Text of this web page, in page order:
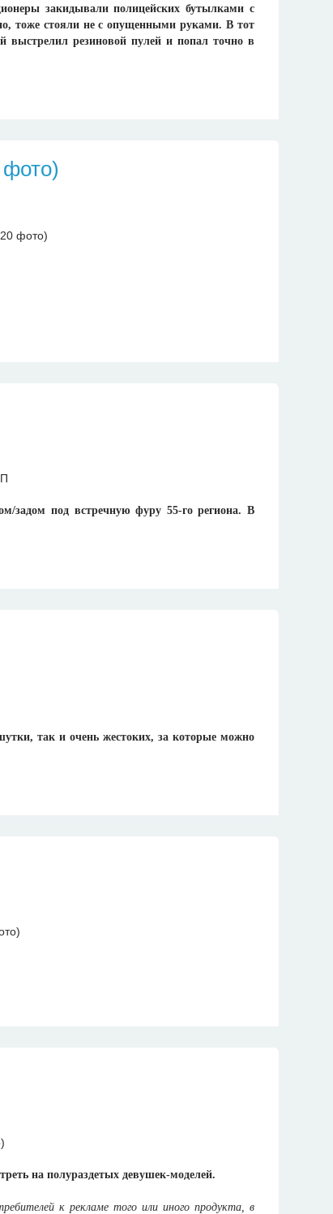
закидывали полицейских бутылками с
тоже стояли не с опущенными руками. В тот
выстрелил резиновой пулей и попал точно в
задом под встречную фуру 55-го региона. В
так и очень жестоких, за которые можно
на полураздетых девушек-моделей.
к рекламе того или иного продукта, в